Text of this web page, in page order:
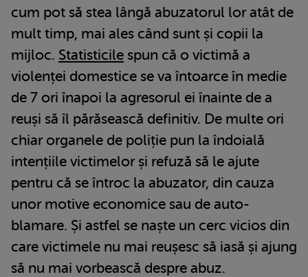
cum pot să stea lângă abuzatorul lor atât de
mult timp, mai ales când sunt și copii la
mijloc. Statisticile spun că o victimă a
violenței domestice se va întoarce în medie
de 7 ori înapoi la agresorul ei înainte de a
reuși să îl părăsească definitiv. De multe ori
chiar organele de poliție pun la îndoială
intențiile victimelor și refuză să le ajute
pentru că se întroc la abuzator, din cauza
unor motive economice sau de auto-
blamare. Și astfel se naște un cerc vicios din
care victimele nu mai reușesc să iasă și ajung
să nu mai vorbească despre abuz.